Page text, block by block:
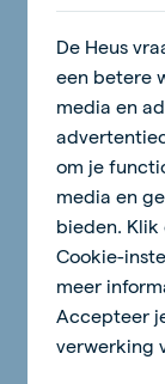
nieuws
18 juni
Lees verder
De Heus
een betere
media en
om je
media en
bieden. Klik
Cookie-
meer
Accepteer
verwerking